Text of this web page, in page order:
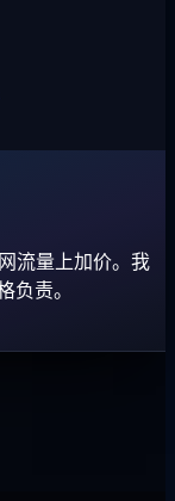
流量上加价。我
责。